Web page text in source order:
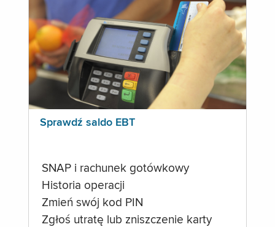
Sprawdź saldo EBT
SNAP i rachunek gotówkowy
Historia operacji
Zmień swój kod PIN
Zgłoś utratę lub zniszczenie karty